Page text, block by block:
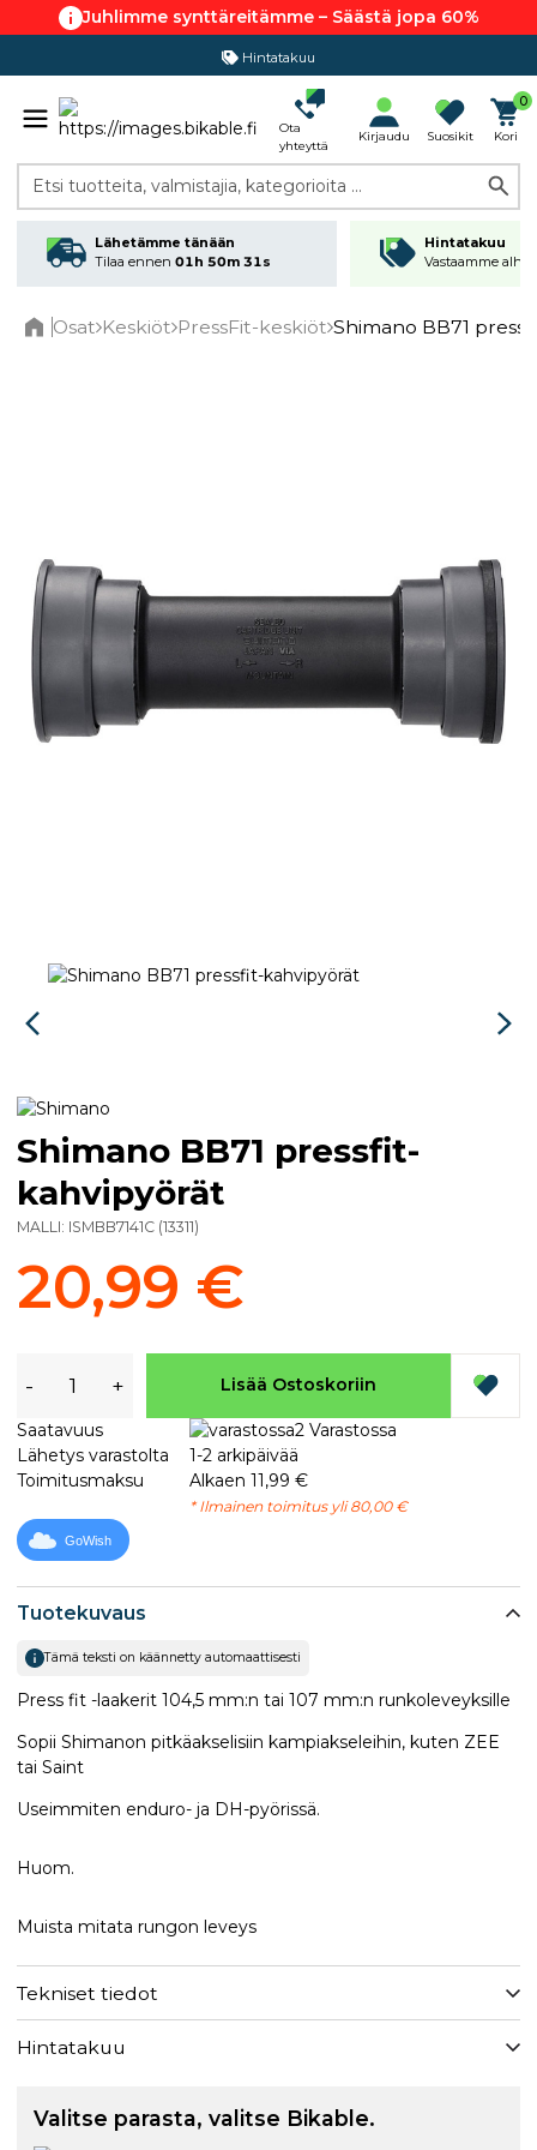
Juhlimme synttäreitämme – Säästä jopa 60%
Hintatakuu
Ota
yhteyttä
Kirjaudu Suosikit
0
Kori
Etsi tuotteita, valmistajia, kategorioita ...
Lähetämme tänään
Tilaa ennen 01h 50m 30s
Hintatakuu
Vastaamme
Osat Keskiöt PressFit-keskiöt Shimano BB71
Tuotekuvaus
Tämä teksti on käännetty automaattisesti
Press fit -laakerit 104,5 mm:n tai 107 mm:n runkoleveyksille
Sopii Shimanon pitkäakselisiin kampiakseleihin, kuten ZEE
tai Saint
Useimmiten enduro- ja DH-pyörissä.
Huom.
Muista mitata rungon leveys
Tekniset tiedot
Hintatakuu
Shimano BB71 pressfit-
kahvipyörät
MALLI: ISMBB7141C (13311)
20,99 €
- + Lisää Ostoskoriin
Saatavuus
2 Varastossa
Lähetys varastolta
1-2 arkipäivää
Toimitusmaksu
Alkaen 11,99 €
* Ilmainen toimitus yli 80,00 €
GoWish
Valitse parasta, valitse Bikable.